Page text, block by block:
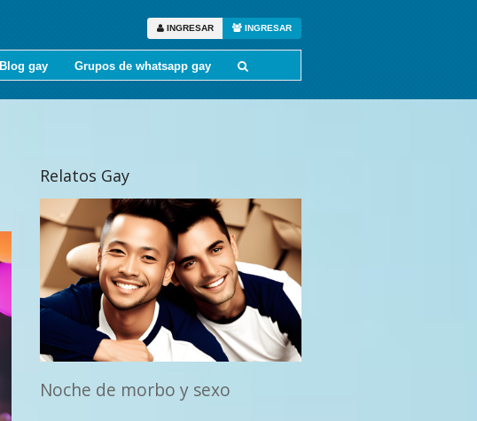
INGRESAR INGRESAR
Blog gay Grupos de whatsapp gay
Relatos Gay
Noche de morbo y sexo